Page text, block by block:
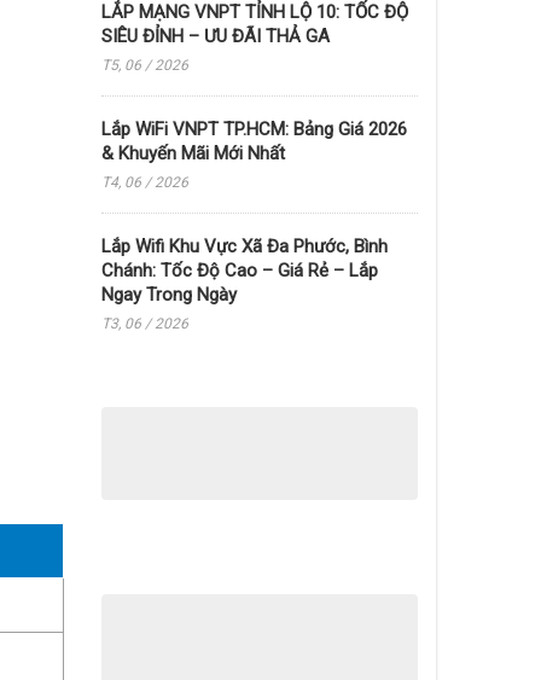
LẮP MẠNG VNPT TỈNH LỘ 10: TỐC ĐỘ
SIÊU ĐỈNH – ƯU ĐÃI THẢ GA
T5, 06 / 2026
Lắp WiFi VNPT TP.HCM: Bảng Giá 2026
& Khuyến Mãi Mới Nhất
T4, 06 / 2026
Lắp Wifi Khu Vực Xã Đa Phước, Bình
Chánh: Tốc Độ Cao – Giá Rẻ – Lắp
Ngay Trong Ngày
T3, 06 / 2026